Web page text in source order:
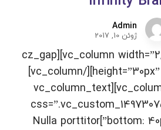
Admin
ژوئن 10, 2017
[vc_row 0=””][vc_column width=”2/3″][cz_gap
height=”30px” id=”cz_35230″][/vc_column]
[vc_column width=”1/3″][vc_column_text
bottom: 40px !important;}”]Nulla porttitor